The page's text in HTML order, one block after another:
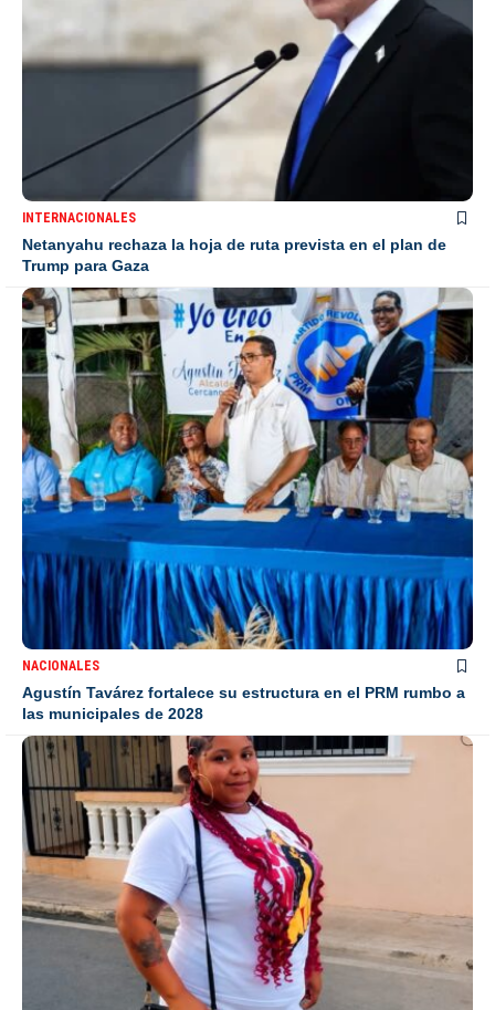
INTERNACIONALES
Netanyahu rechaza la hoja de ruta prevista en el plan de
Trump para Gaza
NACIONALES
Agustín Tavárez fortalece su estructura en el PRM rumbo a
las municipales de 2028